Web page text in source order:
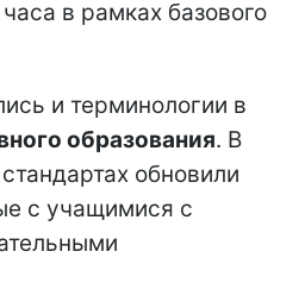
в рамках базового
и терминологии в
образования. В
обновили
с учащимися с